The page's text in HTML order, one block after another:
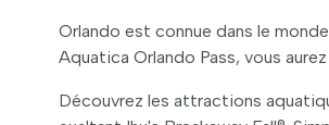
Orlando est connue dans le
Aquatica Orlando Pass, vous
Découvrez les attractions